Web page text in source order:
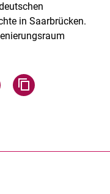
in Saarbrücken.
teilen
WhatsApp teilen
Seite über Facebook